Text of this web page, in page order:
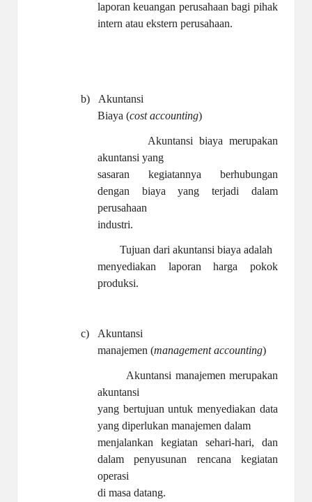
laporan keuangan perusahaan bagi pihak
intern atau ekstern perusahaan.
b)
Akuntansi
Biaya (cost accounting)
Akuntansi biaya merupakan
akuntansi yang
sasaran kegiatannya berhubungan
dengan biaya yang terjadi dalam
perusahaan
industri.
Tujuan dari akuntansi biaya adalah
menyediakan laporan harga pokok
produksi.
c)
Akuntansi
manajemen (management accounting)
Akuntansi manajemen merupakan
akuntansi
yang bertujuan untuk menyediakan data
yang diperlukan manajemen dalam
menjalankan kegiatan sehari-hari, dan
dalam penyusunan rencana kegiatan
operasi
di masa datang.